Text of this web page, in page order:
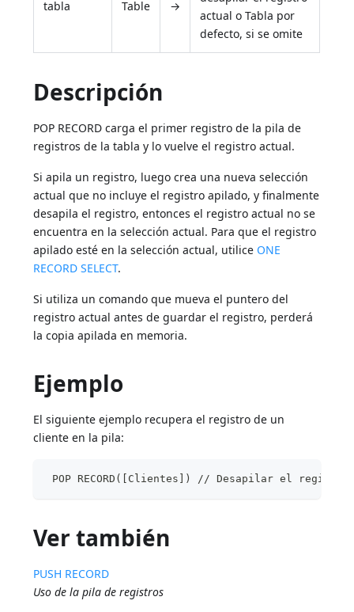
tabla Table →
actual o Tabla por
defecto, si se omite
Descripción
POP RECORD carga el primer registro de la pila de
registros de la tabla y lo vuelve el registro actual.
Si apila un registro, luego crea una nueva selección
actual que no incluye el registro apilado, y finalmente
desapila el registro, entonces el registro actual no se
encuentra en la selección actual. Para que el registro
apilado esté en la selección actual, utilice ONE
RECORD SELECT.
Si utiliza un comando que mueva el puntero del
registro actual antes de guardar el registro, perderá
la copia apilada en memoria.
Ejemplo
El siguiente ejemplo recupera el registro de un
cliente en la pila:
POP RECORD([Clientes]) // Desapilar el registro
Ver también
PUSH RECORD
Uso de la pila de registros